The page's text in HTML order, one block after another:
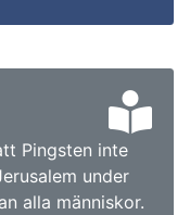
Pingsten inte
under
alla människor.